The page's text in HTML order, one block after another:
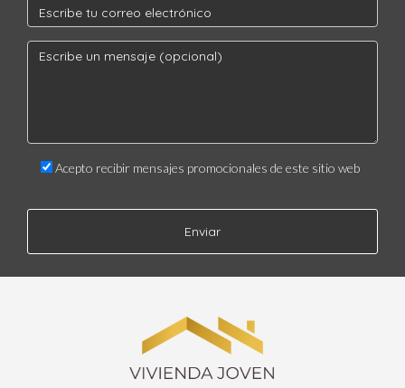
Acepto recibir mensajes promocionales de este sitio web
Enviar